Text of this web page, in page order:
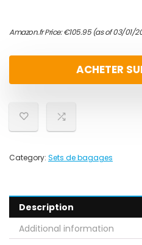
Amazon.fr Price:€105.95(as of 03/01/
ACHETER
Category: Sets de bagages
Description
Additional information